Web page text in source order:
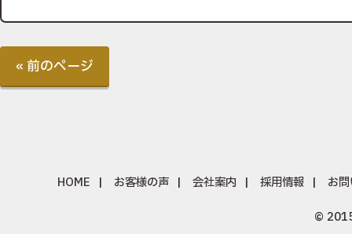
« 前のページ
HOME お客様の声 会社案内 採用情報 お
©